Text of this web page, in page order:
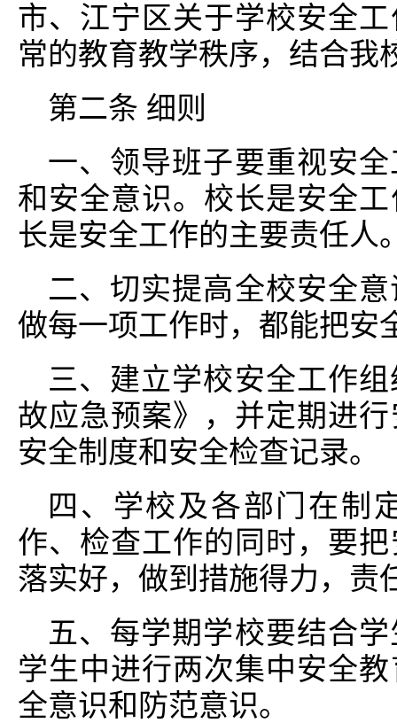
市、江宁区关于学校安全
常的教育教学秩序，结合我
第二条 细则
一、领导班子要重视安
和安全意识。校长是安全
长是安全工作的主要责任人
二、切实提高全校安全
做每一项工作时，都能把安
三、建立学校安全工作
故应急预案》，并定期进
安全制度和安全检查记录。
四、学校及各部门在制
作、检查工作的同时，要
落实好，做到措施得力，责
五、每学期学校要结合
学生中进行两次集中安全
全意识和防范意识。